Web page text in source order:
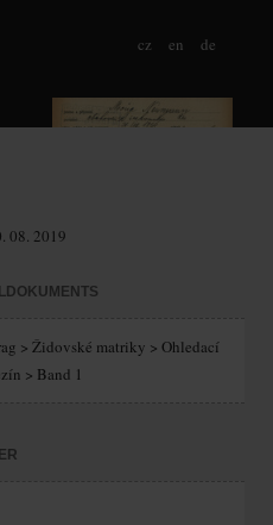
cz en de
08. 2019
> Židovské matriky > Ohledací
> Band 1